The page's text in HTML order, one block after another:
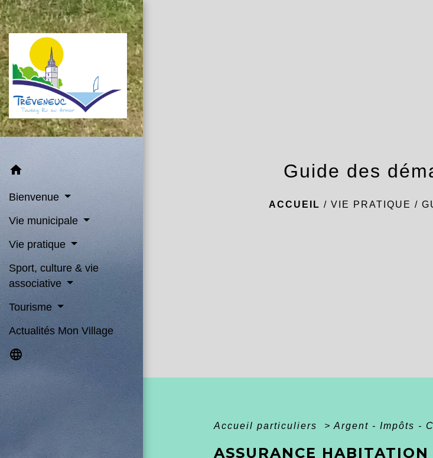
home
Bienvenue
Vie municipale
Vie pratique
Sport, culture & vie
associative
Tourisme
Actualités Mon Village
language
Guide des
ACCUEIL / VIE PRATIQUE /
Accueil particuliers > Argent - Impôts -
ASSURANCE HABITATION